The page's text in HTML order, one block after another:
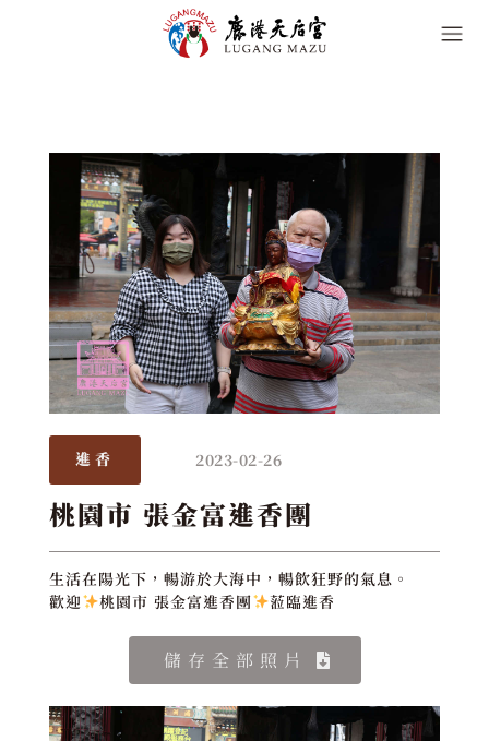
進香 2023-02-26
桃園市 張金富進香團
生活在陽光下，暢游於大海中，暢飲狂野的氣息。
歡迎
桃園市 張金富進香團 蒞臨進香
儲存全部照片